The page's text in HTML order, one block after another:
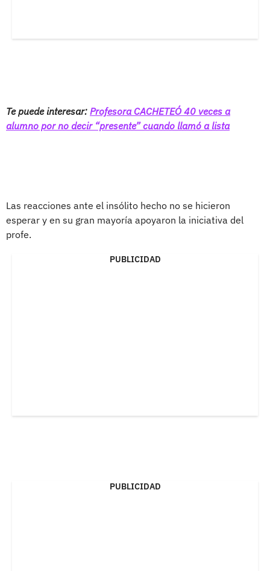
Te puede interesar: Profesora CACHETEÓ 40 veces a
alumno por no decir “presente” cuando llamó a lista
Las reacciones ante el insólito hecho no se hicieron
esperar y en su gran mayoría apoyaron la iniciativa del
profe.
PUBLICIDAD
PUBLICIDAD